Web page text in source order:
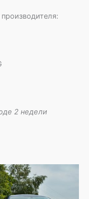
2 недели